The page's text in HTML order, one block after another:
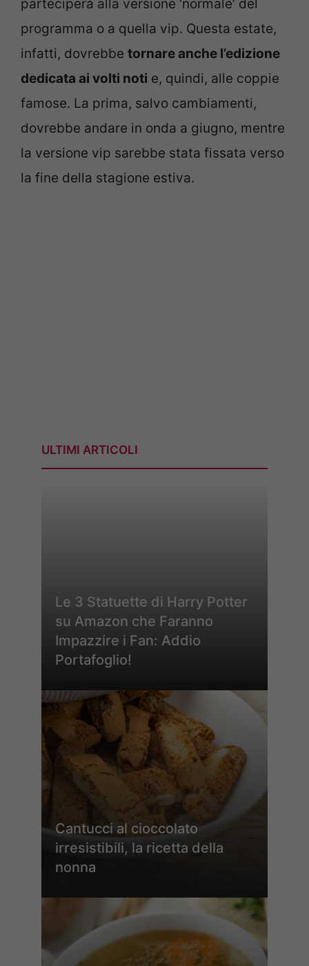
parteciperà alla versione ‘normale’ del
programma o a quella vip. Questa estate,
infatti, dovrebbe tornare anche l’edizione
dedicata ai volti noti e, quindi, alle coppie
famose. La prima, salvo cambiamenti,
dovrebbe andare in onda a giugno, mentre
la versione vip sarebbe stata fissata verso
la fine della stagione estiva.
ULTIMI ARTICOLI
Le 3 Statuette di Harry Potter
su Amazon che Faranno
Impazzire i Fan: Addio
Portafoglio!
Cantucci al cioccolato
irresistibili, la ricetta della
nonna